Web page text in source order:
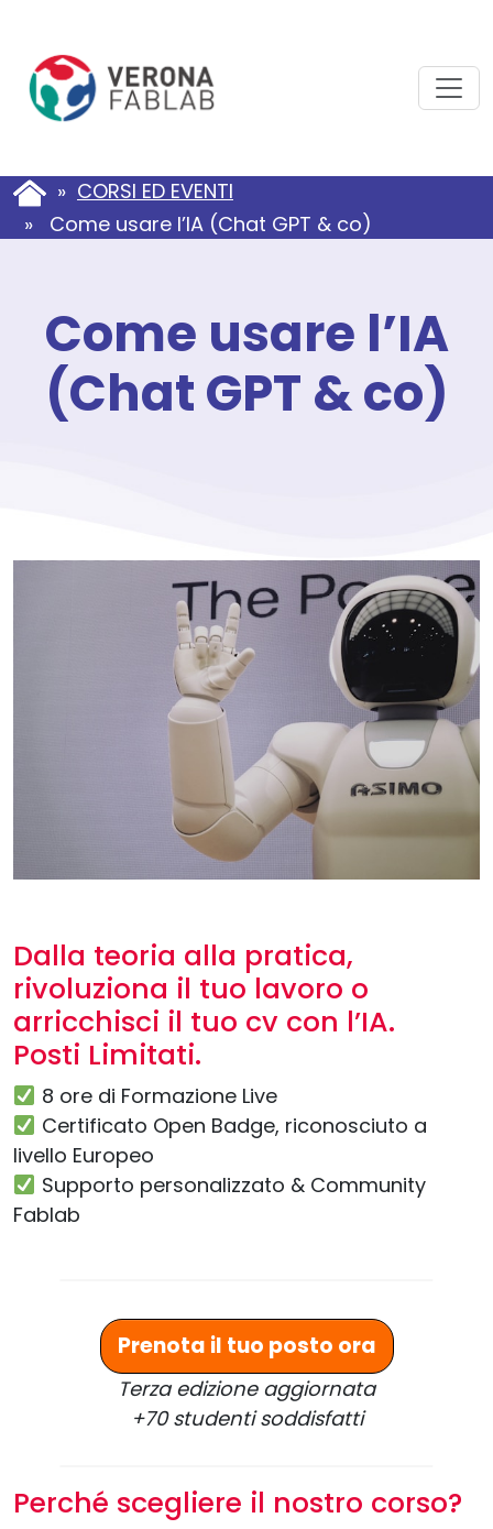
contenuto
principale
» CORSI ED EVENTI
» Come usare l’IA (Chat GPT & co)
Come usare l’IA
(Chat GPT & co)
Dalla teoria alla pratica,
rivoluziona il tuo lavoro o
arricchisci il tuo cv con l’IA.
Posti Limitati.
8 ore di Formazione Live
Certificato Open Badge, riconosciuto a
livello Europeo
Supporto personalizzato & Community
Fablab
Prenota il tuo posto ora
Terza edizione aggiornata
+70 studenti soddisfatti
Perché scegliere il nostro corso?